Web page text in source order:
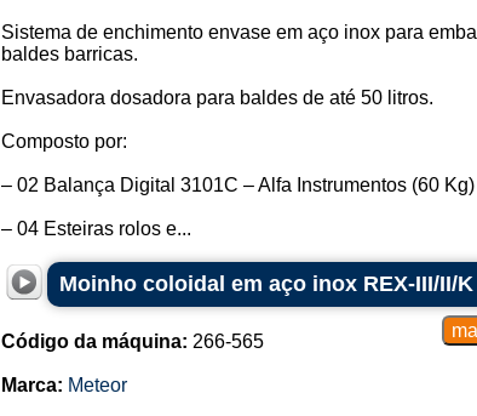
Sistema de enchimento envase em aço inox para
baldes barricas.
Envasadora dosadora para baldes de até 50 litros.
Composto por:
– 02 Balança Digital 3101C – Alfa Instrumentos (60 Kg)
– 04 Esteiras rolos e...
Moinho coloidal em aço inox REX-III/II/K
Código da máquina: 266-565
Marca: Meteor